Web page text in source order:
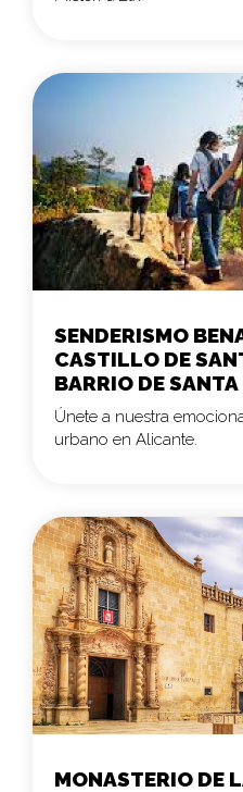
SENDERISMO
CASTILLO DE
BARRIO DE SANTA
Únete a nuestra
urbano en Alicante.
MONASTERIO DE